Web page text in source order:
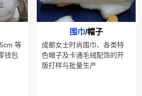
等
钱包
围巾/帽子
成都女士时尚围巾、各类特
色帽子及卡通毛绒配饰的开
版打样与批量生产